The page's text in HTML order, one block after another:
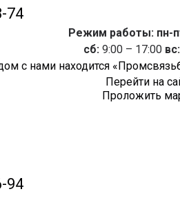
74
Режим работы: пн-
сб: 9:00 – 17:00 вс:
с нами находится
Перейти на
Проложить
94